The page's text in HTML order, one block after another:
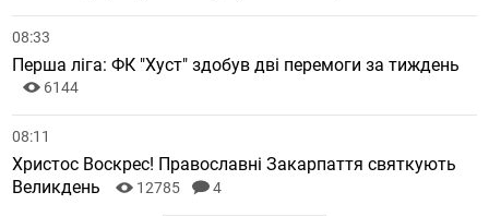
08:33
Перша ліга: ФК "Хуст" здобув дві перемоги за тиждень
6144
08:11
Христос Воскрес! Православні Закарпаття святкують
Великдень
12785 4